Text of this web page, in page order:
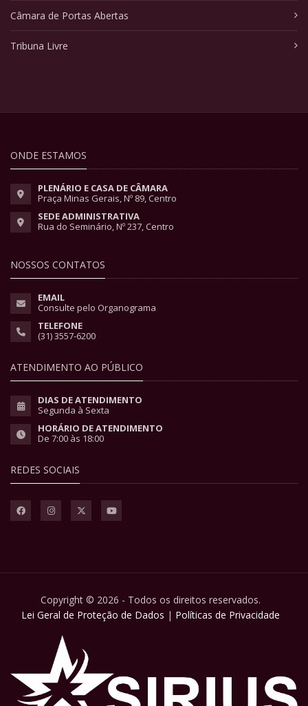
Câmara de Portas Abertas
Tribuna Livre
ONDE ESTAMOS
PLENÁRIO E CASA DE CÂMARA
Praça Minas Gerais, Nº 89, Centro
SEDE ADMINISTRATIVA
Rua do Seminário, Nº 237, Centro
NOSSOS CONTATOS
EMAIL
Consulte pelo Organograma
TELEFONE
(31) 3557-6200
ATENDIMENTO AO PÚBLICO
DIAS DE ATENDIMENTO
Segunda à Sexta
HORÁRIO DE ATENDIMENTO
De 7:00 às 18:00
REDES SOCIAIS
Copyright © 2026 - Todos os direitos reservados.
Lei Geral de Proteção de Dados | Políticas de Privacidade